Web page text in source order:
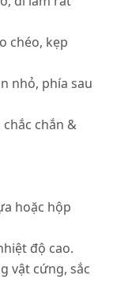
chéo, kẹp
nhỏ, phía sau
chắn &
hoặc hộp
độ cao.
vật cứng, sắc